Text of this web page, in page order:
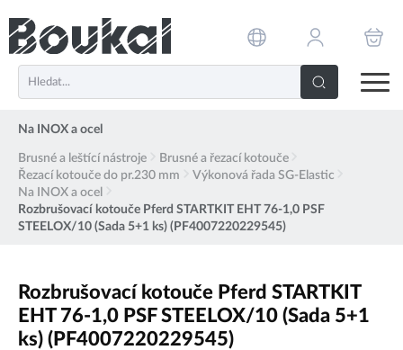
Na INOX a ocel
Brusné a leštící nástroje
Brusné a řezací kotouče
Řezací kotouče do pr.230 mm
Výkonová řada SG-Elastic
Na INOX a ocel
Rozbrušovací kotouče Pferd STARTKIT EHT 76-1,0 PSF
STEELOX/10 (Sada 5+1 ks) (PF4007220229545)
Rozbrušovací kotouče Pferd STARTKIT
EHT 76-1,0 PSF STEELOX/10 (Sada 5+1
ks) (PF4007220229545)